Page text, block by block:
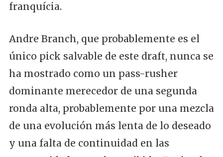
franquícia.
Andre Branch, que probablemente es el
único pick salvable de este draft, nunca se
ha mostrado como un pass-rusher
dominante merecedor de una segunda
ronda alta, probablemente por una mezcla
de una evolución más lenta de lo deseado
y una falta de continuidad en las